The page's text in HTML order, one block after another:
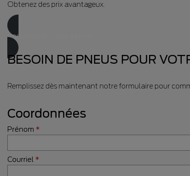
Obtenez des prix avantageux.
commandez vos pneus
BESOIN DE PNEUS POUR
Remplissez dès maintenant notre formulaire pour
Coordonnées
Prénom *
Courriel *